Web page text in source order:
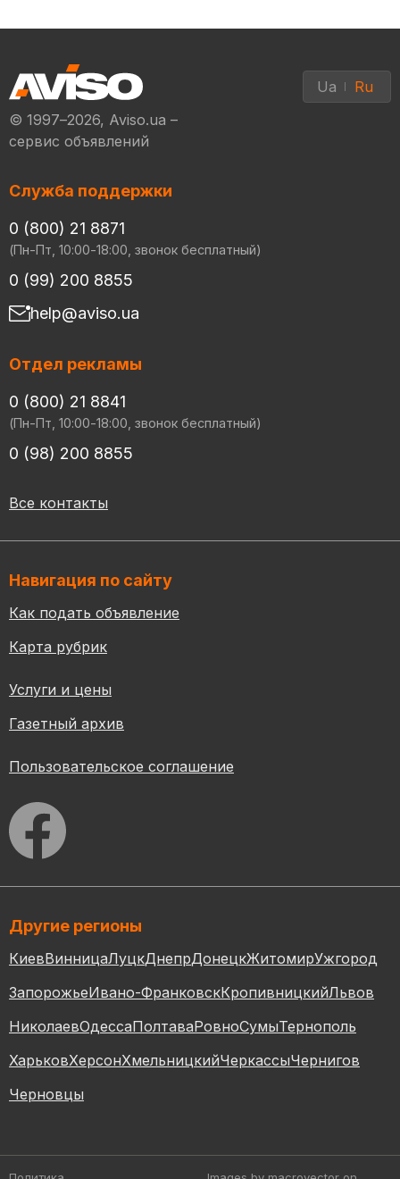
© 1997–2026, Aviso.ua –
сервис объявлений
Ua Ru
Служба поддержки
0 (800) 21 8871
(Пн-Пт, 10:00-18:00, звонок бесплатный)
0 (99) 200 8855
help@aviso.ua
Отдел рекламы
0 (800) 21 8841
(Пн-Пт, 10:00-18:00, звонок бесплатный)
0 (98) 200 8855
Все контакты
Навигация по сайту
Как подать объявление
Карта рубрик
Услуги и цены
Газетный архив
Пользовательское соглашение
Другие регионы
КиевВинницаЛуцкДнепрДонецкЖитомирУжгород
ЗапорожьеИвано-ФранковскКропивницкийЛьвов
НиколаевОдессаПолтаваРовноСумыТернополь
ХарьковХерсонХмельницкийЧеркассыЧернигов
Черновцы